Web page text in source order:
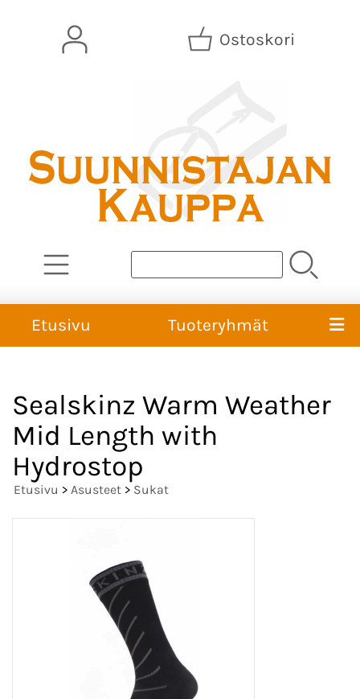
Ostoskori
Etusivu Tuoteryhmät
Sealskinz Warm Weather
Mid Length with
Hydrostop
Etusivu > Asusteet > Sukat